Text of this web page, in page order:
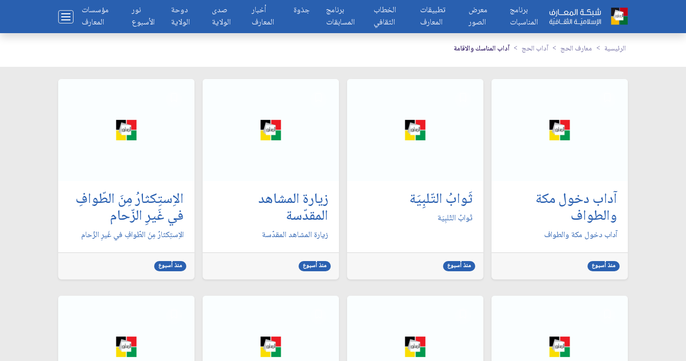
مؤسسات
المعارف
نور
الأسبوع
دوحة
الولاية
صدى
الولاية
أخبار
المعارف
جذوة
برنامج
المسابقات
الخطاب
الثقافي
تطبيقات
المعارف
معرض
الصور
برنامج
المناسبات
الرئيسية معارف الحج آداب الحج آداب المناسك والاقامة
آداب دخول مكة
والطواف
آداب دخول مكة والطواف
منذ أسبوع
ثَوابُ التّلبِيَة
ثَوابُ التّلبِيَة
منذ أسبوع
زيارة المشاهد
المقدّسة
زيارة المشاهد المقدّسة
منذ أسبوع
الاِستِكثارُ مِنَ الطّوافِ
في غَيرِ الزّحام
الاِستِكثارُ مِنَ الطّوافِ في غَيرِ الزّحام
منذ أسبوع